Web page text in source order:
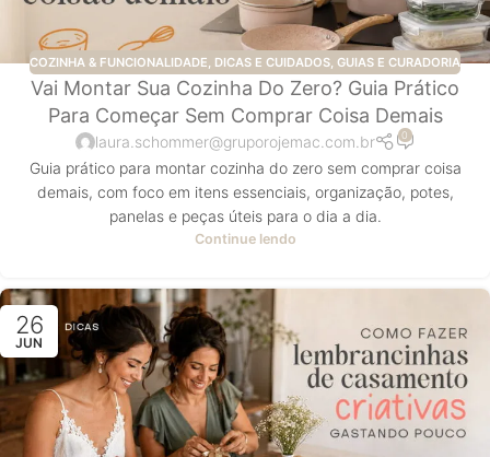
COZINHA & FUNCIONALIDADE DICAS E CUIDADOS GUIAS E CURADORIA
Vai Montar Sua Cozinha Do Zero? Guia Prático
Para Começar Sem Comprar Coisa Demais
laura.schommer@gruporojemac.com.br 0
Guia prático para montar cozinha do zero sem comprar coisa
demais, com foco em itens essenciais, organização, potes,
panelas e peças úteis para o dia a dia.
Continue lendo
26
JUN